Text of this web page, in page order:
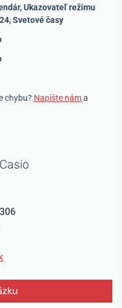
Ukazovateľ režimu
Svetové časy
chybu? Napíšte náma